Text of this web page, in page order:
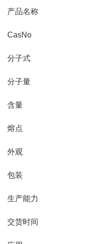
产品名称
CasNo
分子式
分子量
含量
熔点
外观
包装
生产能力
交货时间